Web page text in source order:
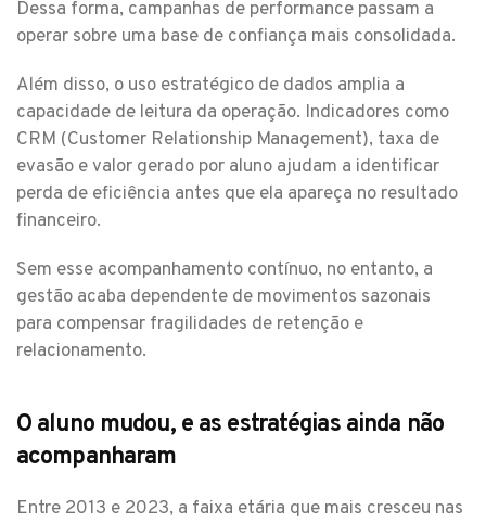
Dessa forma, campanhas de performance passam a
operar sobre uma base de confiança mais consolidada.
Além disso, o uso estratégico de dados amplia a
capacidade de leitura da operação. Indicadores como
CRM (Customer Relationship Management), taxa de
evasão e valor gerado por aluno ajudam a identificar
perda de eficiência antes que ela apareça no resultado
financeiro.
Sem esse acompanhamento contínuo, no entanto, a
gestão acaba dependente de movimentos sazonais
para compensar fragilidades de retenção e
relacionamento.
O aluno mudou, e as estratégias ainda não
acompanharam
Entre 2013 e 2023, a faixa etária que mais cresceu nas